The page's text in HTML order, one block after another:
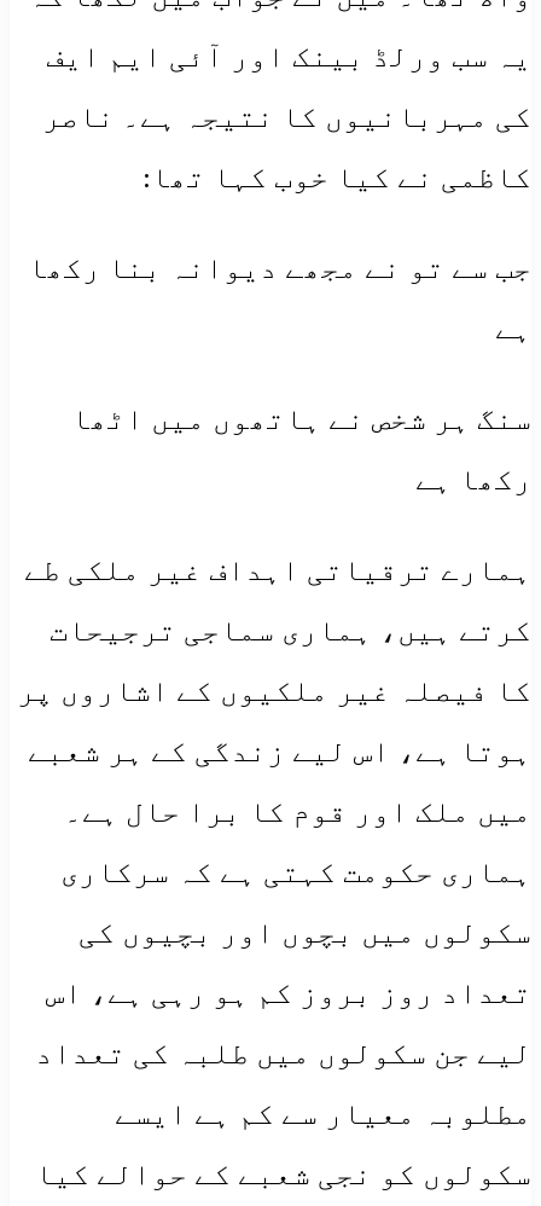
یہ سب ورلڈ بینک اور آئی ایم ایف
کی مہربانیوں کا نتیجہ ہے۔ ناصر
کاظمی نے کیا خوب کہا تھا:
جب سے تو نے مجھے دیوانہ بنا رکھا
ہے
سنگ ہر شخص نے ہاتھوں میں اٹھا
رکھا ہے
ہمارے ترقیاتی اہداف غیر ملکی طے
کرتے ہیں، ہماری سماجی ترجیحات
کا فیصلہ غیر ملکیوں کے اشاروں پر
ہوتا ہے، اس لیے زندگی کے ہر شعبے
میں ملک اور قوم کا برا حال ہے۔
ہماری حکومت کہتی ہے کہ سرکاری
سکولوں میں بچوں اور بچیوں کی
تعداد روز بروز کم ہو رہی ہے، اس
لیے جن سکولوں میں طلبہ کی تعداد
مطلوبہ معیار سے کم ہے ایسے
سکولوں کو نجی شعبے کے حوالے کیا